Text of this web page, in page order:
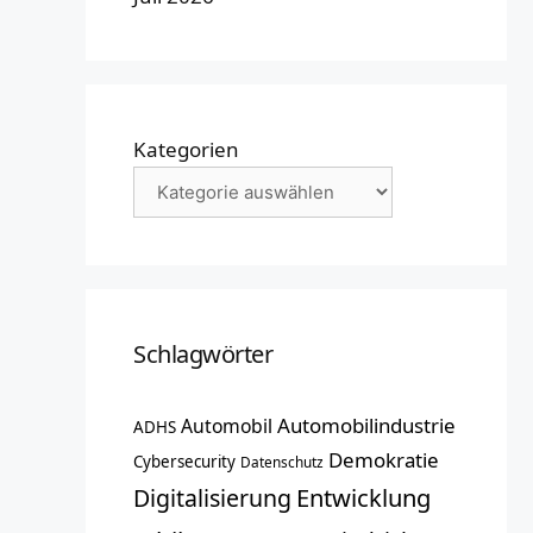
Kategorien
Schlagwörter
ADHS Automobil Automobilindustrie
Cybersecurity Datenschutz Demokratie
Digitalisierung Entwicklung